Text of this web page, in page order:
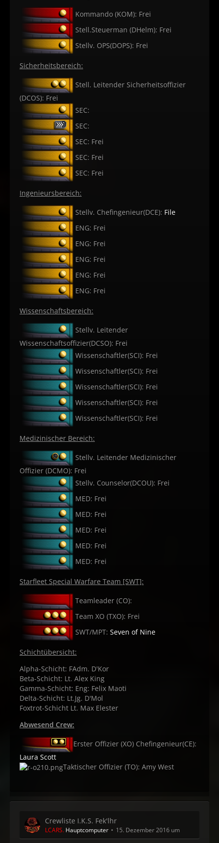
Kommando (KOM): Frei
Stell.Steuerman (DHelm): Frei
Stellv. OPS(DOPS): Frei
Sicherheitsbereich:
Stell. Leitender Sicherheitsoffizier
(DCOS): Frei
SEC:
SEC:
SEC: Frei
SEC: Frei
SEC: Frei
Ingenieursbereich:
Stellv. Chefingenieur(DCE): File
ENG: Frei
ENG: Frei
ENG: Frei
ENG: Frei
ENG: Frei
Wissenschaftsbereich:
Stellv. Leitender
Wissenschaftsoffizier(DCSO): Frei
Wissenschaftler(SCI): Frei
Wissenschaftler(SCI): Frei
Wissenschaftler(SCI): Frei
Wissenschaftler(SCI): Frei
Wissenschaftler(SCI): Frei
Medizinischer Bereich:
Stellv. Leitender Medizinischer
Offizier (DCMO): Frei
Stellv. Counselor(DCOU): Frei
MED: Frei
MED: Frei
MED: Frei
MED: Frei
MED: Frei
Starfleet Special Warfare Team [SWT]:
Teamleader (CO):
Team XO (TXO): Frei
SWT/MPT: Seven of Nine
Schichtübersicht:
Alpha-Schicht: FAdm. D'Kor
Beta-Schicht: Lt. Alex King
Gamma-Schicht: Eng: Felix Maoti
Delta-Schicht: Lt.Jg. D'Mol
Foxtrot-Schicht Lt. Max Elester
Abwesend Crew:
Erster Offizier (XO) Chefingenieur(CE):
Laura Scott
Taktischer Offizier (TO): Amy West
Crewliste I.K.S. Fek'lhr
LCARS. Hauptcomputer 15. Dezember 2016 um 01:56